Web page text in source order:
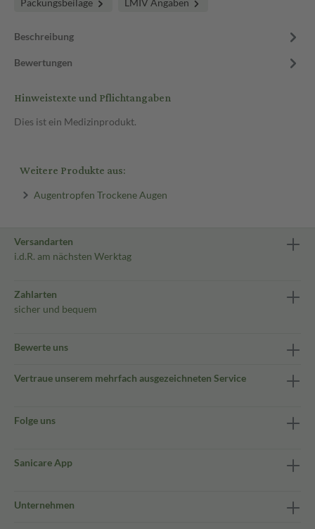
Packungsbeilage LMIV Angaben
Beschreibung
Bewertungen
Hinweistexte und Pflichtangaben
Dies ist ein Medizinprodukt.
Weitere Produkte aus:
Augentropfen Trockene Augen
Versandarten
i.d.R. am nächsten Werktag
Zahlarten
sicher und bequem
Bewerte uns
Vertraue unserem mehrfach ausgezeichneten Service
Folge uns
Sanicare App
Unternehmen